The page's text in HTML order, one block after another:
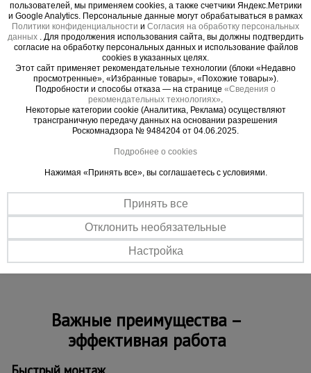
монолитных конструкций, где требуется быстрая
и качественная стыковка арматуры.
Область применения
Монтаж арматурных каркасов фундаментов.
Возведение колонн, стен и монолитных
перекрытий.
Строительство многоэтажных зданий и
промышленных объектов.
Работы, где сварка арматуры запрещена или
Ускоренный монтаж в условиях плотного
Технические характеристики
Диаметр арматуры: 36 мм;
Тип резьбы: цилиндрическая (стандартная);
Важные преимущества –
эффективная работа
пользователей, мы применяем cookies, а также счетчики Яндекс.Метрики
и Google Analytics. Персональные данные могут обрабатываться в рамках
Политики конфиденциальности и Согласия на обработку персональных
данных . Для продолжения использования сайта, вы должны подтвердить
согласие на обработку персональных данных и использование файлов
cookies в указанных целях.
Этот сайт применяет рекомендательные технологии (блоки «Недавно
просмотренные», «Избранные товары», «Похожие товары»).
Подробности и способы отказа — на странице «Сведения о
рекомендательных технологиях».
Некоторые категории cookie (Аналитика, Реклама) осуществляют
трансграничную передачу данных на основании разрешения
Роскомнадзора № 9484204 от 04.06.2025.
Подробнее о cookies
Нажимая «Принять все», вы соглашаетесь с условиями.
Принять все
Отклонить необязательные
Настройка